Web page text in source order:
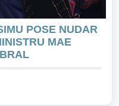
POSE NUDAR
MAE